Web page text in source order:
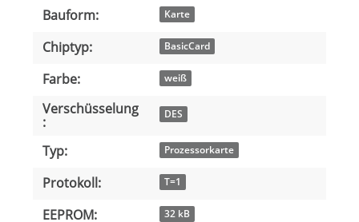
Produkteigenschaft
Wert
Bauform: Karte
Chiptyp: BasicCard
Farbe: weiß
Verschüsselung
: DES
Typ: Prozessorkarte
Protokoll: T=1
EEPROM: 32 kB